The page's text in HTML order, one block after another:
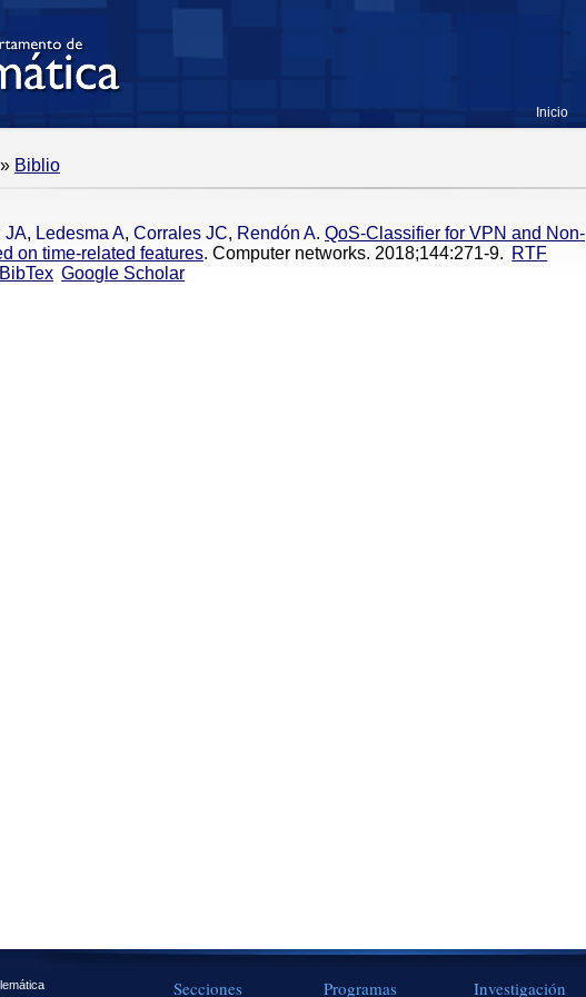
Inicio
» Biblio
JA, Ledesma A, Corrales JC, Rendón A. QoS-Classifier for VPN and Non-
on time-related features. Computer networks. 2018;144:271-9. RTF
BibTex Google Scholar
Secciones Programas Investigación